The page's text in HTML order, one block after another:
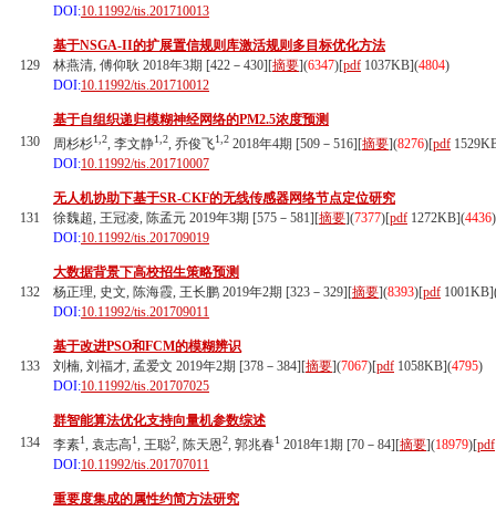
DOI:10.11992/tis.201710013
129
基于NSGA-II的扩展置信规则库激活规则多目标优化方法
林燕清, 傅仰耿 2018年3期 [422－430][摘要](6347)[pdf 1037KB](4804)
DOI:10.11992/tis.201710012
130
基于自组织递归模糊神经网络的PM2.5浓度预测
周杉杉1,2, 李文静1,2, 乔俊飞1,2 2018年4期 [509－516][摘要](8276)[pdf
DOI:10.11992/tis.201710007
131
无人机协助下基于SR-CKF的无线传感器网络节点定位研究
徐魏超, 王冠凌, 陈孟元 2019年3期 [575－581][摘要](7377)[pdf 1272KB](4436)
DOI:10.11992/tis.201709019
132
大数据背景下高校招生策略预测
杨正理, 史文, 陈海霞, 王长鹏 2019年2期 [323－329][摘要](8393)[pdf 1001KB]
DOI:10.11992/tis.201709011
133
基于改进PSO和FCM的模糊辨识
刘楠, 刘福才, 孟爱文 2019年2期 [378－384][摘要](7067)[pdf 1058KB](4795)
DOI:10.11992/tis.201707025
134
群智能算法优化支持向量机参数综述
李素1, 袁志高1, 王聪2, 陈天恩2, 郭兆春1 2018年1期 [70－84][摘要](18979)[pdf
DOI:10.11992/tis.201707011
重要度集成的属性约简方法研究